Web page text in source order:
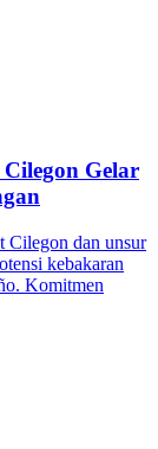
Gelar
Cilegon dan unsur
kebakaran
Komitmen